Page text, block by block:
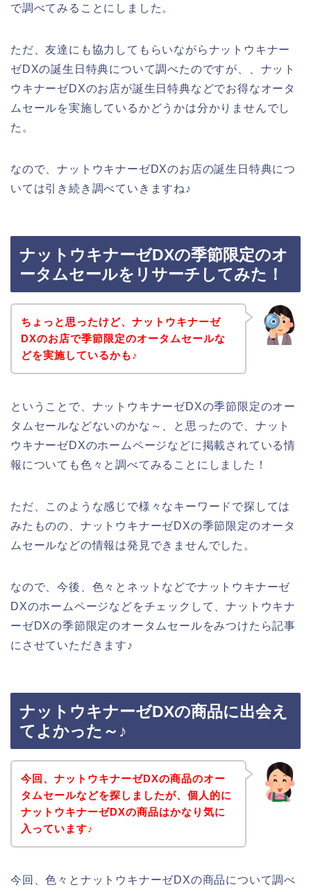
で調べてみることにしました。
ただ、友達にも協力してもらいながらナットウキナー
ゼDXの誕生日特典について調べたのですが、、ナット
ウキナーゼDXのお店が誕生日特典などでお得なオータ
ムセールを実施しているかどうかは分かりませんでし
た。
なので、ナットウキナーゼDXのお店の誕生日特典につ
いては引き続き調べていきますね♪
ナットウキナーゼDXの季節限定のオ
ータムセールをリサーチしてみた！
ちょっと思ったけど、ナットウキナーゼ
DXのお店で季節限定のオータムセールな
どを実施しているかも♪
ということで、ナットウキナーゼDXの季節限定のオー
タムセールなどないのかな～、と思ったので、ナット
ウキナーゼDXのホームページなどに掲載されている情
報についても色々と調べてみることにしました！
ただ、このような感じで様々なキーワードで探しては
みたものの、ナットウキナーゼDXの季節限定のオータ
ムセールなどの情報は発見できませんでした。
なので、今後、色々とネットなどでナットウキナーゼ
DXのホームページなどをチェックして、ナットウキナ
ーゼDXの季節限定のオータムセールをみつけたら記事
にさせていただきます♪
ナットウキナーゼDXの商品に出会え
てよかった～♪
今回、ナットウキナーゼDXの商品のオー
タムセールなどを探しましたが、個人的に
ナットウキナーゼDXの商品はかなり気に
入っています♪
今回、色々とナットウキナーゼDXの商品について調べ